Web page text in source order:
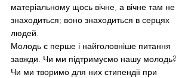
матеріальному щось вічне, а вічне там не
знаходиться; воно знаходиться в серцях
людей.
Молодь є перше і найголовніше питання
завжди. Чи ми підтримуємо нашу молодь?
Чи ми творимо для них стипендії при